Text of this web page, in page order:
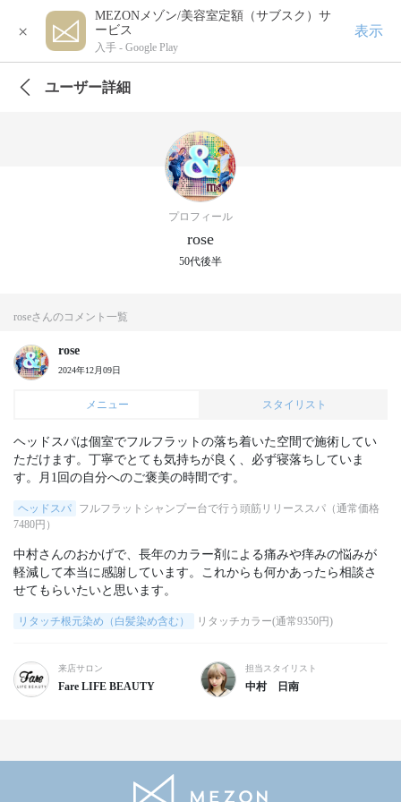
×
MEZONメゾン/美容室定額（サブスク）サ
ービス
入手 - Google Play
表示
ユーザー詳細
プロフィール
rose
50代後半
roseさんのコメント一覧
rose
2024年12月09日
メニュー スタイリスト
ヘッドスパは個室でフルフラットの落ち着いた空間で施術してい
ただけます。丁寧でとても気持ちが良く、必ず寝落ちしていま
す。月1回の自分へのご褒美の時間です。
ヘッドスパ
フルフラットシャンプー台で行う頭筋リリーススパ（通常価格
7480円）
中村さんのおかげで、長年のカラー剤による痛みや痒みの悩みが
軽減して本当に感謝しています。これからも何かあったら相談さ
せてもらいたいと思います。
リタッチ根元染め（白髪染め含む） リタッチカラー(通常9350円)
来店サロン
Fare LIFE BEAUTY
担当スタイリスト
中村 日南